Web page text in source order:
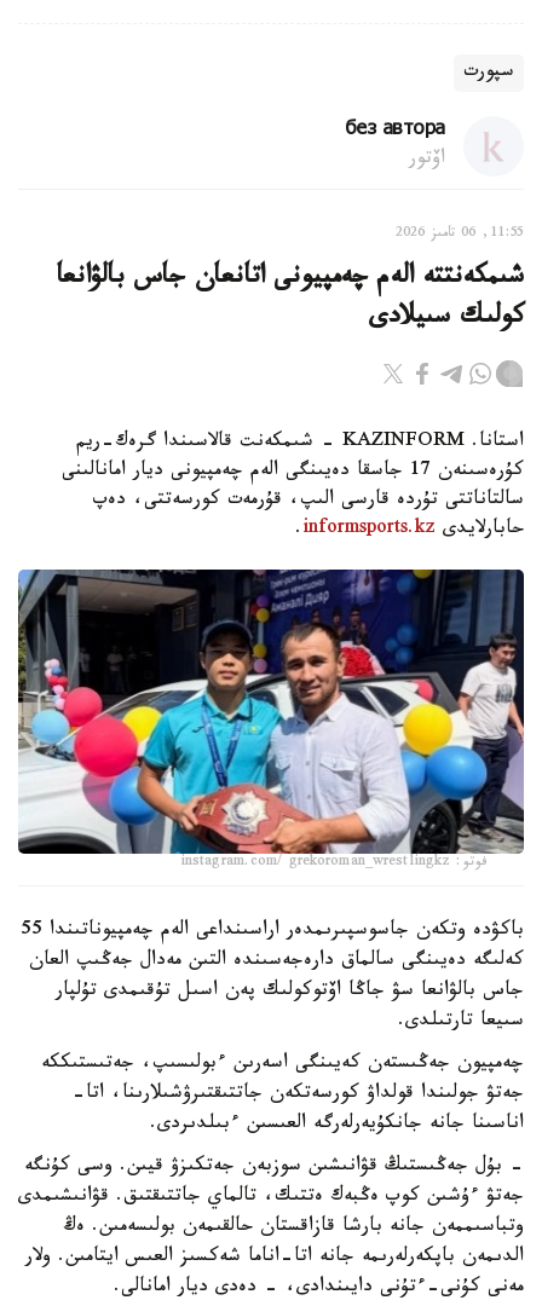
سپورت
без автора
اۆتور
11:55, 06 تامىز 2026
شىمكەنتتە الەم چەمپيونى اتانعان جاس بالۋانعا
كولىك سىيلادى
استانا. KAZINFORM - شىمكەنت قالاسىندا گرەك-ريم
كۇرەسىنەن 17 جاسقا دەيىنگى الەم چەمپيونى ديار امانالىنى
سالتاناتتى تۇردە قارسى الىپ، قۇرمەت كورسەتتى، دەپ
حابارلايدى informsports.kz
.
فوتو: instagram.com/ grekoroman_wrestlingkz
باكۋدە وتكەن جاسوسپىرىمدەر اراسىنداعى الەم چەمپيوناتىندا 55
كەلىگە دەيىنگى سالماق دارەجەسىندە التىن مەدال جەڭىپ العان
جاس بالۋانعا سۋ جاڭا اۆتوكولىك پەن اسىل تۇقىمدى تۇلپار
سىيعا تارتىلدى.
چەمپيون جەڭىستەن كەيىنگى اسەرىن ءبولىسىپ، جەتىستىككە
جەتۋ جولىندا قولداۋ كورسەتكەن جاتتىقتىرۋشىلارىنا، اتا-
اناسىنا جانە جانكۇيەرلەرگە العىسىن ءبىلدىردى.
- بۇل جەڭىستىڭ قۋانىشىن سوزبەن جەتكىزۋ قيىن. وسى كۇنگە
جەتۋ ءۇشىن كوپ ەڭبەك ەتتىك، تالماي جاتتىقتىق. قۋانىشىمدى
وتباسىممەن جانە بارشا قازاقستان حالقىمەن بولىسەمىن. ەڭ
الدىمەن باپكەرلەرىمە جانە اتا-اناما شەكسىز العىس ايتامىن. ولار
مەنى كۇنى-ءتۇنى دايىندادى، - دەدى ديار امانالى.